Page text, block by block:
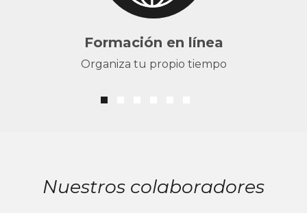
Formación en línea
Organiza tu propio tiempo
Nuestros colaboradores